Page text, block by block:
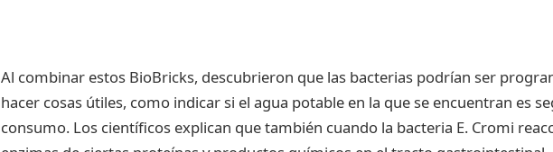
Al combinar estos BioBricks, descubrieron que las bacterias podrían ser
hacer cosas útiles, como indicar si el agua potable en la que se encuentran es
consumo. Los científicos explican que también cuando la bacteria E. Cromi